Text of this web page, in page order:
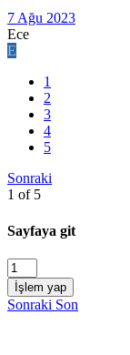
7 Ağu 2023
Ece
E
1
2
3
4
5
Sonraki
1 of 5
Sayfaya git
İşlem yap
Sonraki Son